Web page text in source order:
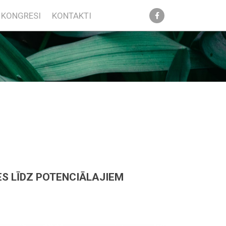
KONGRESI KONTAKTI
LĪDZ POTENCIĀLAJIEM